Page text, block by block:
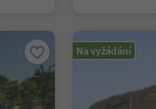
Na vyžádání